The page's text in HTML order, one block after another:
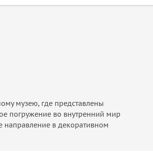
музею, где представлены
погружение во внутренний мир
направление в декоративном